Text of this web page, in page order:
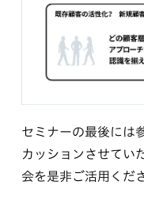
セミナーの最後には
カッションさせてい
会を是非ご活用くだ